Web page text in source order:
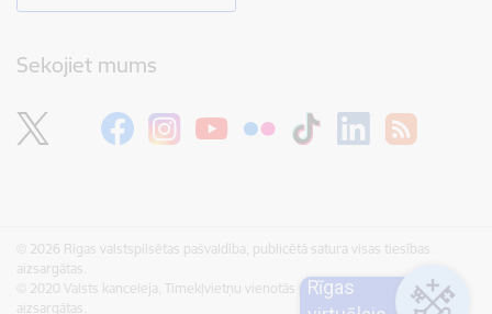
Sekojiet mums
© 2026 Rīgas valstspilsētas pašvaldība, publicētā satura visas tiesības
aizsargātas.
© 2020 Valsts kanceleja, Tīmekļvietņu vienotās platformas visas tiesības
aizsargātas.
Rīgas